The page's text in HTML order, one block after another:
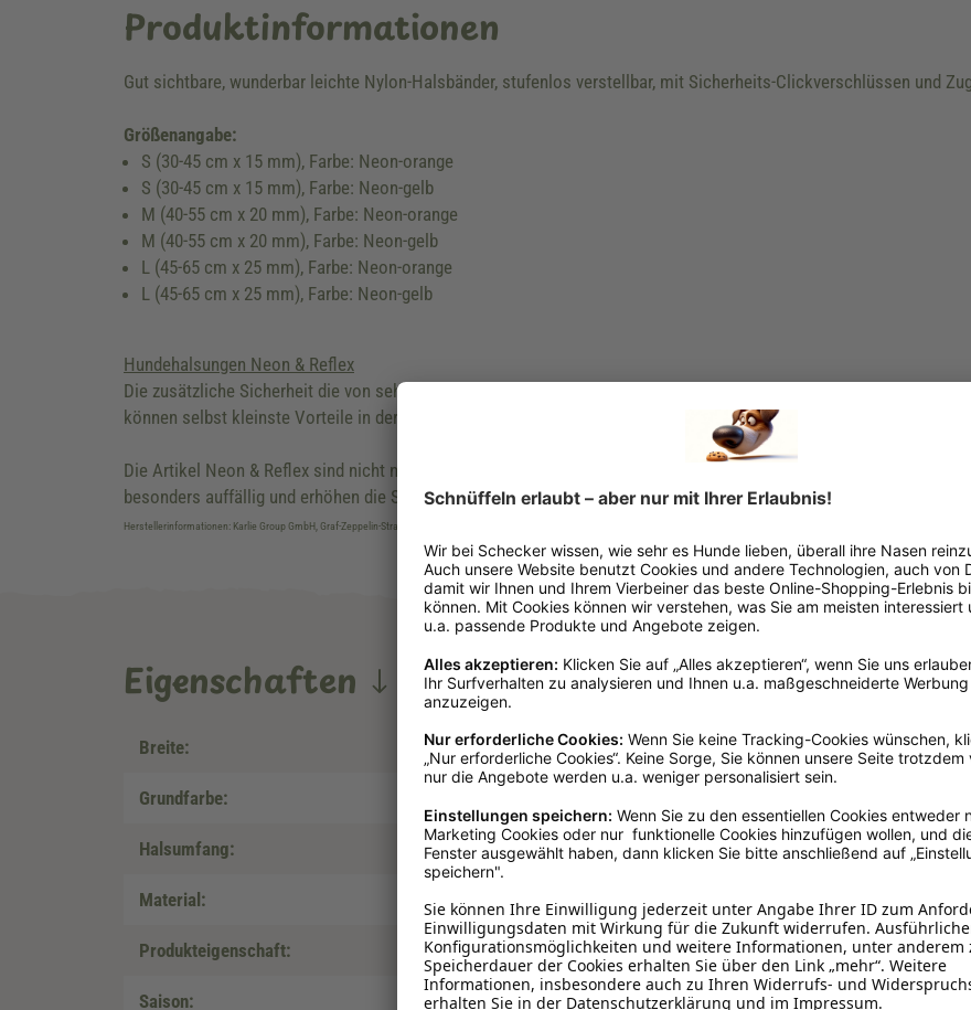
Produktinformationen
Gut sichtbare, wunderbar leichte Nylon-Halsbänder, stufenlos verstellbar, mit Sicherheits-Clickverschlüssen und
Größenangabe:
S (30-45 cm x 15 mm), Farbe: Neon-orange
S (30-45 cm x 15 mm), Farbe: Neon-gelb
M (40-55 cm x 20 mm), Farbe: Neon-orange
M (40-55 cm x 20 mm), Farbe: Neon-gelb
L (45-65 cm x 25 mm), Farbe: Neon-orange
L (45-65 cm x 25 mm), Farbe: Neon-gelb
Hundehalsungen Neon & Reflex
Die zusätzliche Sicherheit die von sehr auffälligen, gut sichtbaren Leinen, Halsbändern und Geschirren ausgeht,
können selbst kleinste Vorteile in der Sichtbarkeit die alles entscheidende Rolle spielen.
Die Artikel Neon & Reflex sind nicht nur von extrem greller, auffälliger Farbe, sie haben zudem 4 sehr hochwertige
besonders auffällig und erhöhen die Sichtbarkeit und damit auch die Sicherheit Ihres Hundes und Ihre eigene sehr
Herstellerinformationen: Karlie Group GmbH, Graf-Zeppelin-Strasse 62, DE, 33181, Haaren, info@karlie.de
Eigenschaften
Breite: 20 - 25 Millimeter, 25 - 30
Grundfarbe:
Halsumfang: 40 - 45 cm, 45 - 50 cm, 50
Material: Nylon
Produkteigenschaft: Reflektierend, Verstellbar
Saison: Outlet